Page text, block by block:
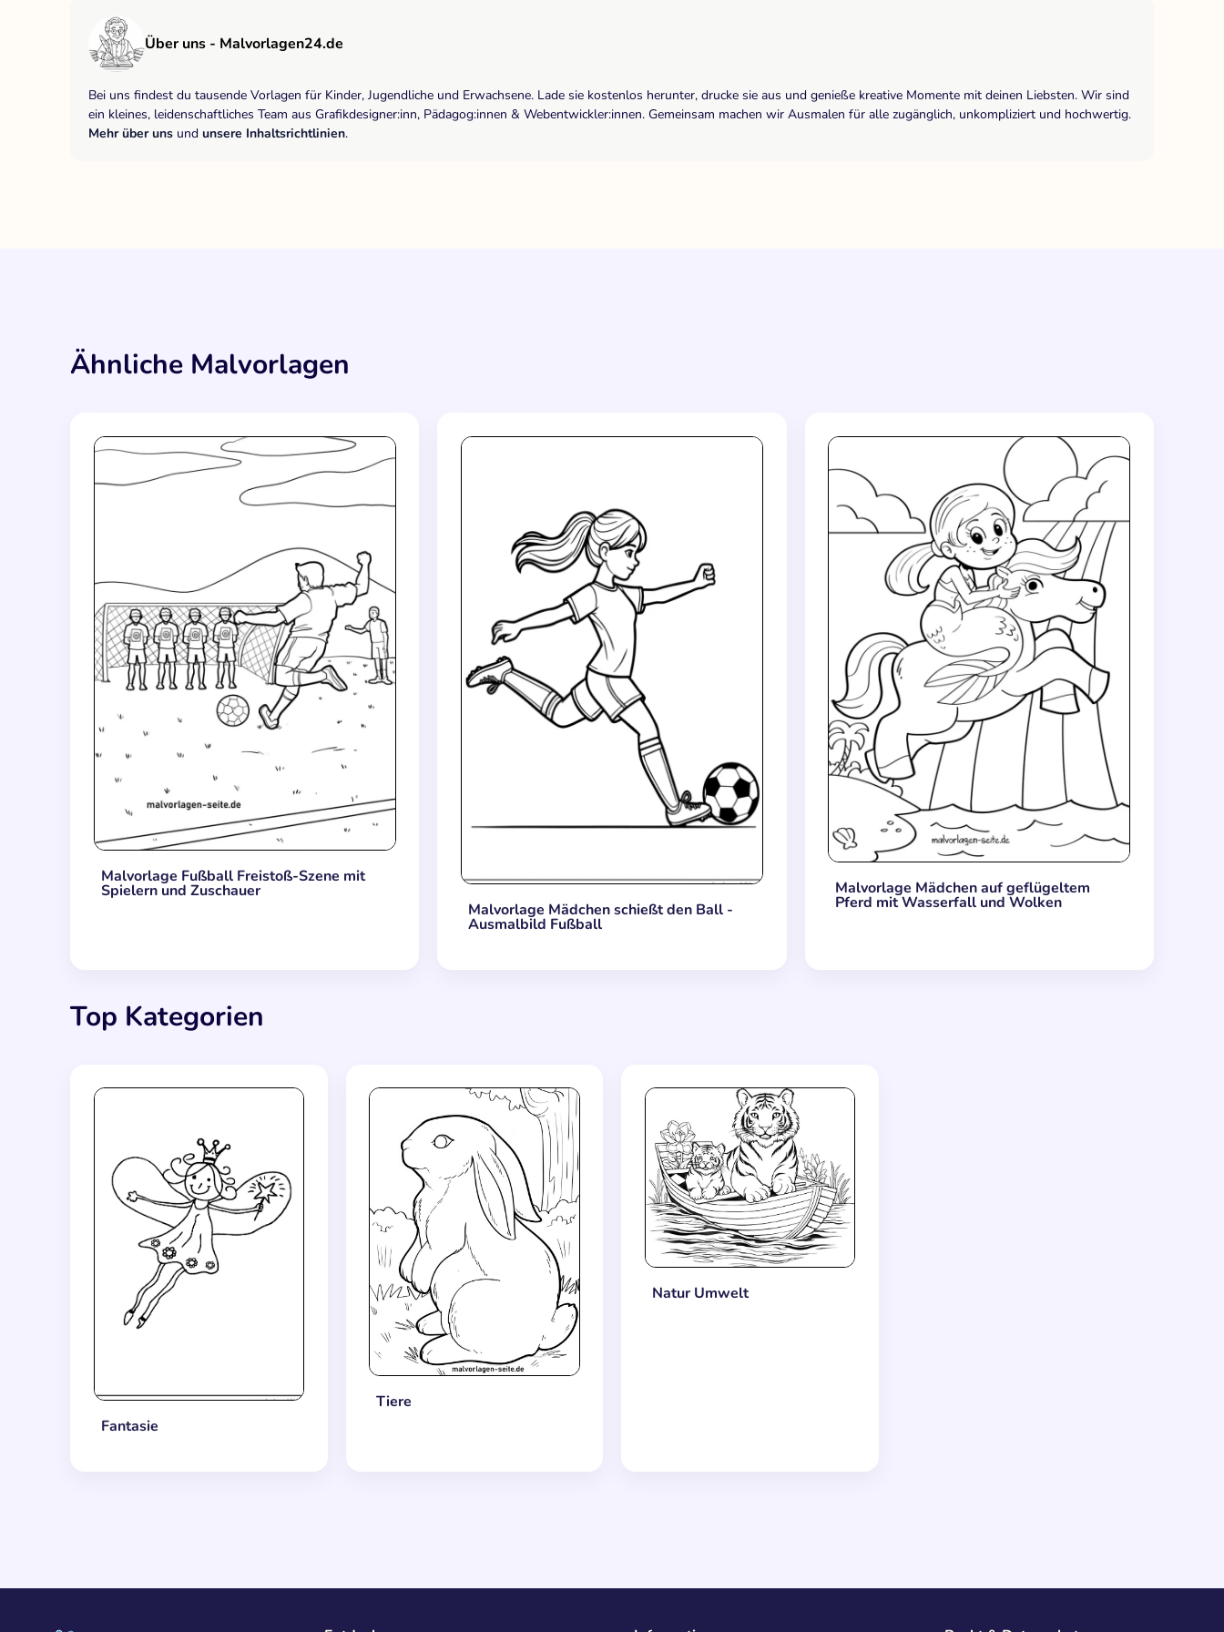
Über uns - Malvorlagen24.de
Bei uns findest du tausende Vorlagen für Kinder, Jugendliche und Erwachsene. Lade sie kostenlos herunter, drucke sie aus und genieße kreative Momente mit deinen Liebsten. Wir sind
ein kleines, leidenschaftliches Team aus Grafikdesigner:inn, Pädagog:innen & Webentwickler:innen. Gemeinsam machen wir Ausmalen für alle zugänglich, unkompliziert und hochwertig.
Mehr über uns und unsere Inhaltsrichtlinien.
Ähnliche Malvorlagen
Malvorlage Fußball Freistoß-Szene mit
Spielern und Zuschauer
Malvorlage Mädchen schießt den Ball -
Ausmalbild Fußball
Malvorlage Mädchen auf geflügeltem
Pferd mit Wasserfall und Wolken
Top Kategorien
Fantasie
Tiere
Natur Umwelt